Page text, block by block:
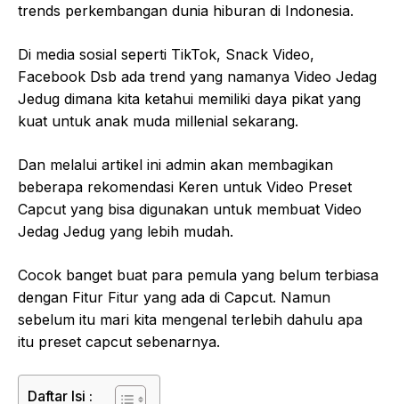
trends perkembangan dunia hiburan di Indonesia.
Di media sosial seperti TikTok, Snack Video,
Facebook Dsb ada trend yang namanya Video Jedag
Jedug dimana kita ketahui memiliki daya pikat yang
kuat untuk anak muda millenial sekarang.
Dan melalui artikel ini admin akan membagikan
beberapa rekomendasi Keren untuk Video Preset
Capcut yang bisa digunakan untuk membuat Video
Jedag Jedug yang lebih mudah.
Cocok banget buat para pemula yang belum terbiasa
dengan Fitur Fitur yang ada di Capcut. Namun
sebelum itu mari kita mengenal terlebih dahulu apa
itu preset capcut sebenarnya.
Daftar Isi :